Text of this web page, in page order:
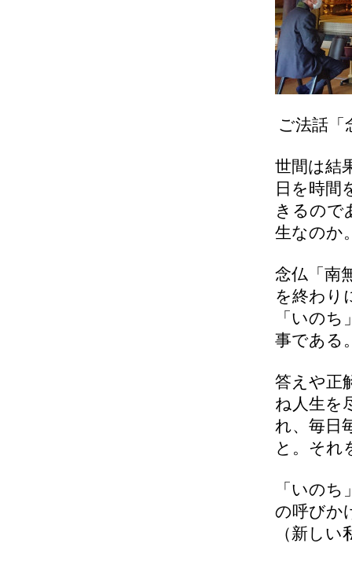
ご法話「
世間は結
日を時間
きるので
生なのか
念仏「南
を終わり
「いの
事である
答えや正
ね人生を
れ、毎日
と。それ
「いの
の呼びか
（新しい